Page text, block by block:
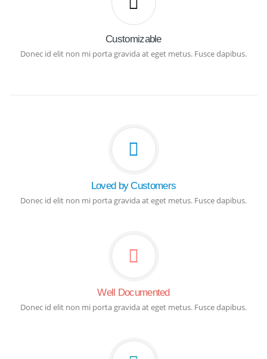
Customizable
Donec id elit non mi porta gravida at eget metus. Fusce dapibus.
Loved by Customers
Donec id elit non mi porta gravida at eget metus. Fusce dapibus.
Well Documented
Donec id elit non mi porta gravida at eget metus. Fusce dapibus.